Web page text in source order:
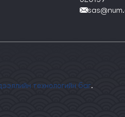
технологийн баг.